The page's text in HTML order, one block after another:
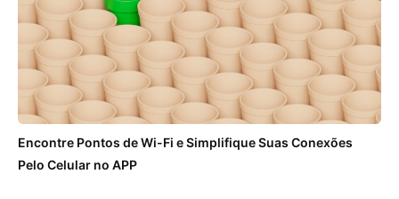
Encontre Pontos de Wi-Fi e Simplifique Suas Conexões
Pelo Celular no APP